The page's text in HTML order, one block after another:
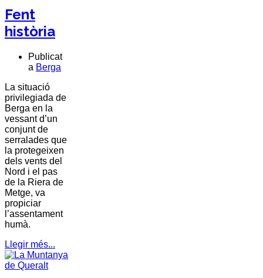
Fent
història
Publicat
a Berga
La situació
privilegiada de
Berga en la
vessant d’un
conjunt de
serralades que
la protegeixen
dels vents del
Nord i el pas
de la Riera de
Metge, va
propiciar
l’assentament
humà.
Llegir més...